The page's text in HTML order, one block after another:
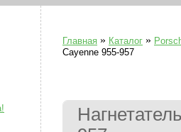
Главная » Каталог »
Cayenne 955-957